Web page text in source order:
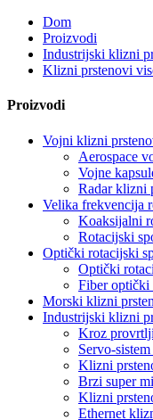
Dom
Proizvodi
Industrijski klizni
Klizni prstenovi
Proizvodi
Vojni klizni
Aerospace
Vojne
Radar klizni
Velika frekvencija
Koaksijalni
Rotacijski
Optički rotacijski
Optički
Fiber
Morski klizni
Industrijski klizni
Kroz
Servo-
Klizni
Brzi super
Klizni
Ethernet